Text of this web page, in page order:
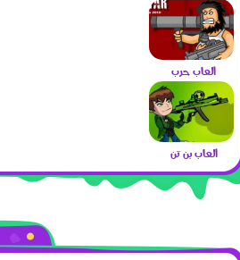
العاب حرب
العاب بن تن